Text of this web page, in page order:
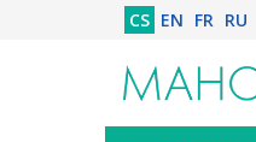
CS EN FR RU